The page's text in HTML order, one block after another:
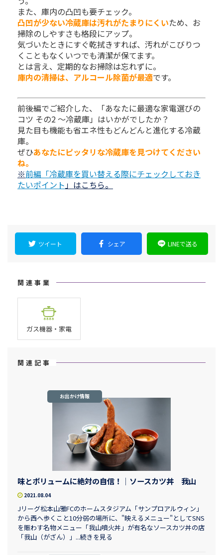
また、庫内の凸凹も要チェック。
凸凹が少ない冷蔵庫は汚れがたまりにくいため、お
掃除のしやすさも格段にアップ。
気づいたときにすぐ乾拭きすれば、汚れがこびりつ
くこともなくいつでも清潔が保てます。
とは言え、定期的なお掃除は忘れずに。
庫内の清掃は、アルコール除菌が最適です。
前後編でご紹介した、「あなたに最適な家電選びの
コツ その2 ～冷蔵庫」はいかがでしたか？
見た目も機能も省エネ性もどんどんと進化する冷蔵
庫。
ぜひあなたにピッタリな冷蔵庫を見つけてください
ね。
※前編「冷蔵庫を買い替える際にチェックしておき
たいポイント 」はこちら。
ツイート シェア LINEで送る
関連事業
ガス機器・家電
関連記事
お出かけ情報
味とボリュームに絶対の自信！│ソースカツ丼 我山
2021.08.04
Jリーグ松本山雅FCのホームスタジアム「サンプロアルウィン」
から西へ歩くこと10分弱の場所に、"映えるメニュー"としてSNS
を賑わす名物メニュー「我山噴火丼」が有名なソースカツ丼の店
「我山（がざん）」...続きを見る